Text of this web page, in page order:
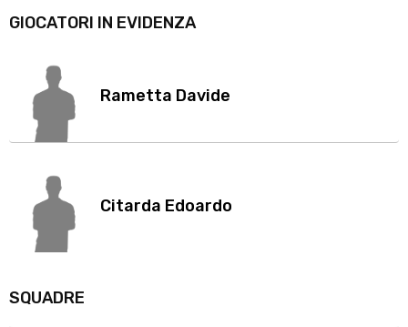
GIOCATORI IN EVIDENZA
Rametta Davide
Citarda Edoardo
SQUADRE